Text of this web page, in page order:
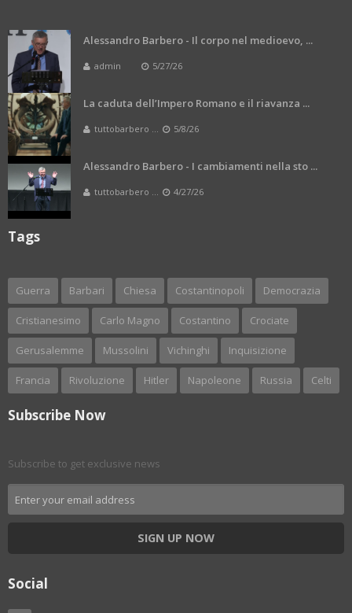
Alessandro Barbero - Il corpo nel medioevo, ...
admin 5/27/26
La caduta dell’Impero Romano e il riavanza ...
tuttobarbero ... 5/8/26
Alessandro Barbero - I cambiamenti nella sto ...
tuttobarbero ... 4/27/26
Tags
Guerra Barbari Chiesa Costantinopoli Democrazia
Cristianesimo Carlo Magno Costantino Crociate
Gerusalemme Mussolini Vichinghi Inquisizione
Francia Rivoluzione Hitler Napoleone Russia Celti
Subscribe Now
Subscribe to get exclusive news
SIGN UP NOW
Social